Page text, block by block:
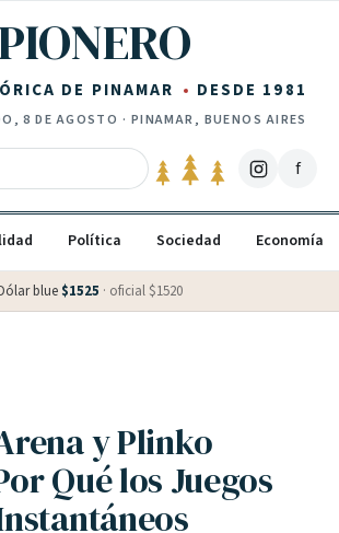
DE PINAMAR DESDE 1981
8 DE AGOSTO · PINAMAR, BUENOS AIRES
f
Política Sociedad Economía
blue $1525 · oficial $1520
y Plinko
Qué los Juegos